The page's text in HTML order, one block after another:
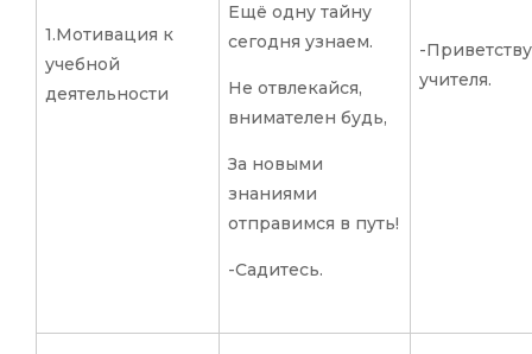
1.Мотивация к
учебной
деятельности
Ещё одну тайну
сегодня узнаем.
Не отвлекайся,
внимателен будь,
За новыми
знаниями
отправимся в путь!
-Садитесь.
-
учителя.